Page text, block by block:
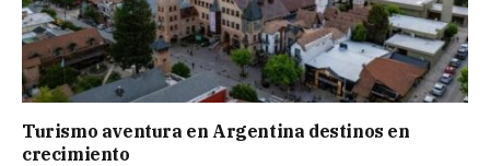
Turismo aventura en Argentina destinos en
crecimiento